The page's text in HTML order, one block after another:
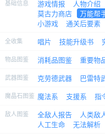
基础信息 游戏情报 人物介绍
莫古力商店
万能帮
小游戏
通关后要素
全收集 唱片 技能升级书
物品图鉴 消耗品图鉴 重要物
武器图鉴 克劳德武器 巴雷特
魔晶石图鉴 魔法系 支援系 指
敌人图鉴 全敌人报告 人类敌
人工生命
无法解析